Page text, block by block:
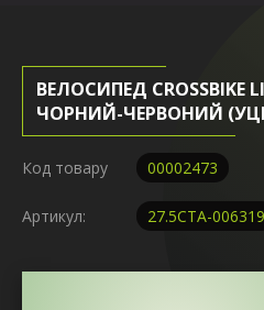
ВЕЛОСИПЕД CROSSBIKE
ЧОРНИЙ-ЧЕРВОНИЙ
Код товару 00002473
Артикул: 27.5СTA-006319